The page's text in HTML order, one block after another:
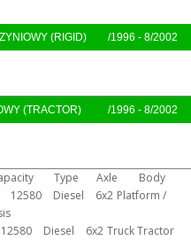
(RIGID) /1996 - 8/2002
(TRACTOR) /1996 - 8/2002
Type Axle
Body
12580 Diesel 6x2 Platform /
12580 Diesel 6x2 Truck Tractor